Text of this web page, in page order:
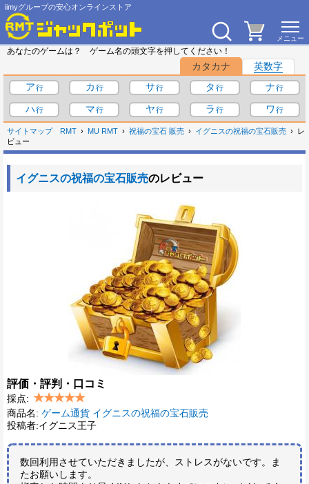
iimyグループの安心オンラインストア
あなたのゲームは？ ゲーム名の頭文字を押してください！
カタカナ
英数字
ア
カ サ タ
ナ
ハ
マ ヤ ラ ワ
サイトマップ RMT MU RMT 祝福の宝石 販売 イグニスの祝福の宝石販売
レ
ビュー
イグニスの祝福の宝石販売のレビュー
評価・評判・口コミ
採点:
商品名: ゲーム通貨 イグニスの祝福の宝石販売
投稿者:イグニス王子
数回利用させていただきましたが、ストレスがないです。ま
たお願いします。